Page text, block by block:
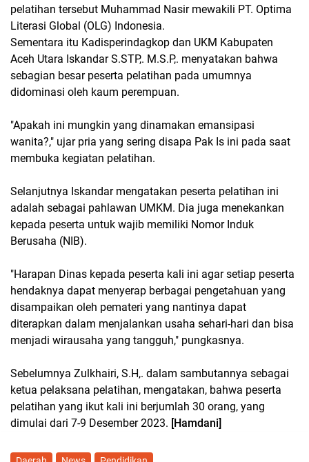
pelatihan tersebut Muhammad Nasir mewakili PT. Optima
Literasi Global (OLG) Indonesia.
Sementara itu Kadisperindagkop dan UKM Kabupaten
Aceh Utara Iskandar S.STP,. M.S.P,. menyatakan bahwa
sebagian besar peserta pelatihan pada umumnya
didominasi oleh kaum perempuan.
"Apakah ini mungkin yang dinamakan emansipasi
wanita?," ujar pria yang sering disapa Pak Is ini pada saat
membuka kegiatan pelatihan.
Selanjutnya Iskandar mengatakan peserta pelatihan ini
adalah sebagai pahlawan UMKM. Dia juga menekankan
kepada peserta untuk wajib memiliki Nomor Induk
Berusaha (NIB).
"Harapan Dinas kepada peserta kali ini agar setiap peserta
hendaknya dapat menyerap berbagai pengetahuan yang
disampaikan oleh pemateri yang nantinya dapat
diterapkan dalam menjalankan usaha sehari-hari dan bisa
menjadi wirausaha yang tangguh," pungkasnya.
Sebelumnya Zulkhairi, S.H,. dalam sambutannya sebagai
ketua pelaksana pelatihan, mengatakan, bahwa peserta
pelatihan yang ikut kali ini berjumlah 30 orang, yang
dimulai dari 7-9 Desember 2023. [Hamdani]